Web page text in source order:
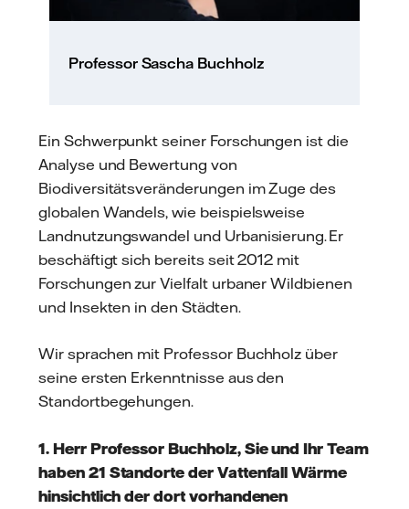
Professor Sascha Buchholz
Ein Schwerpunkt seiner Forschungen ist die
Analyse und Bewertung von
Biodiversitätsveränderungen im Zuge des
globalen Wandels, wie beispielsweise
Landnutzungswandel und Urbanisierung. Er
beschäftigt sich bereits seit 2012 mit
Forschungen zur Vielfalt urbaner Wildbienen
und Insekten in den Städten.
Wir sprachen mit Professor Buchholz über
seine ersten Erkenntnisse aus den
Standortbegehungen.
1. Herr ProfessorBuchholz, Sie und Ihr Team
haben 21 Standorte der Vattenfall Wärme
hinsichtlich der dort vorhandenen